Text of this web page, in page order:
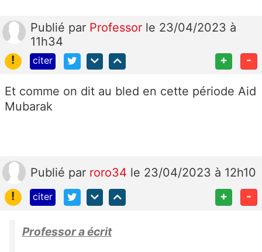
Publié par Professor le 23/04/2023 à
11h34
!
citer + -
Et comme on dit au bled en cette période Aid
Mubarak
Publié par roro34 le 23/04/2023 à 12h10
!
citer + -
Professor a écrit